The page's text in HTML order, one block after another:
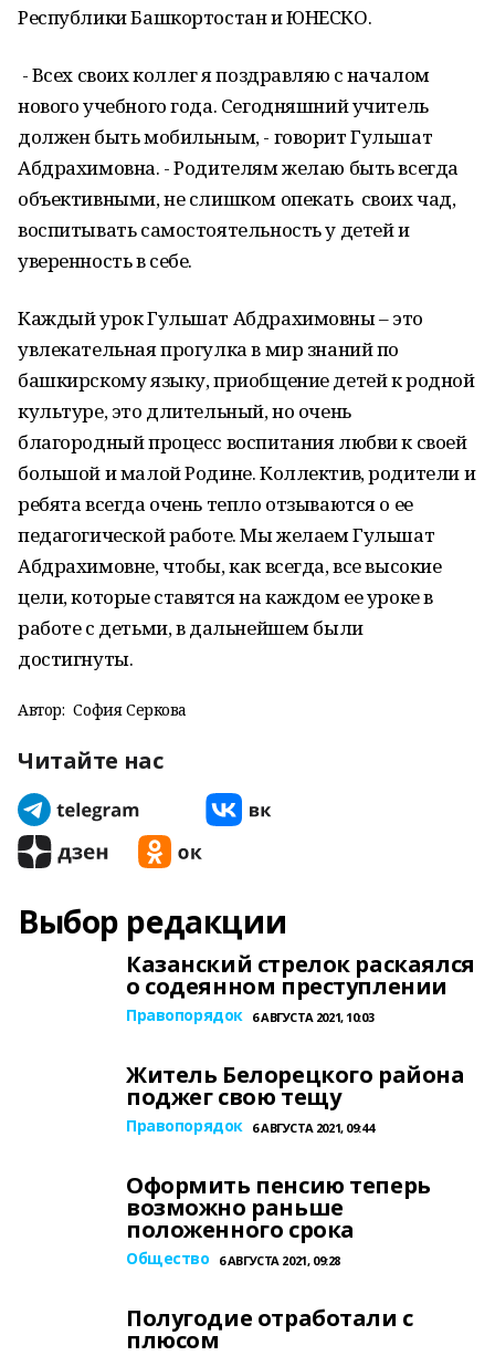
Республики Башкортостан и ЮНЕCКО.
- Всех своих коллег я поздравляю с началом
нового учебного года. Cегодняшний учитель
должен быть мобильным, - говорит Гульшат
Абдрахимовна. - Родителям желаю быть всегда
объективными, не слишком опекать своих чад,
воспитывать самостоятельность у детей и
уверенность в себе.
Каждый урок Гульшат Абдрахимовны – это
увлекательная прогулка в мир знаний по
башкирскому языку, приобщение детей к родной
культуре, это длительный, но очень
благородный процесс воспитания любви к своей
большой и малой Родине. Коллектив, родители и
ребята всегда очень тепло отзываются о ее
педагогической работе. Мы желаем Гульшат
Абдрахимовне, чтобы, как всегда, все высокие
цели, которые ставятся на каждом ее уроке в
работе с детьми, в дальнейшем были
достигнуты.
Автор: София Серкова
Читайте нас
Выбор редакции
Казанский стрелок раскаялся
о содеянном преступлении
Правопорядок 6 АВГУСТА 2021, 10:03
Житель Белорецкого района
поджег свою тещу
Правопорядок 6 АВГУСТА 2021, 09:44
Оформить пенсию теперь
возможно раньше
положенного срока
Общество 6 АВГУСТА 2021, 09:28
Полугодие отработали с
плюсом